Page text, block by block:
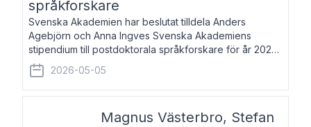
språkforskare
Svenska Akademien har beslutat tilldela Anders
Agebjörn och Anna Ingves Svenska Akademiens
stipendium till postdoktorala språkforskare för år 2026.
Stipendiebeloppet är 75 000 kronor per mottagare.
Anders Agebjörn, född 1984, är universitet
2026-05-05
Magnus Västerbro, Stefan